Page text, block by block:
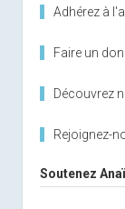
Adhérez à
Faire un
Découvrez
Rejoignez-
Soutenez